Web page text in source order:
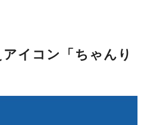
イコン「ちゃんり